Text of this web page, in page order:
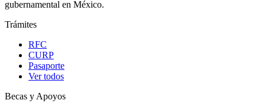
gubernamental en México.
Trámites
RFC
CURP
Pasaporte
Ver todos
Becas y Apoyos